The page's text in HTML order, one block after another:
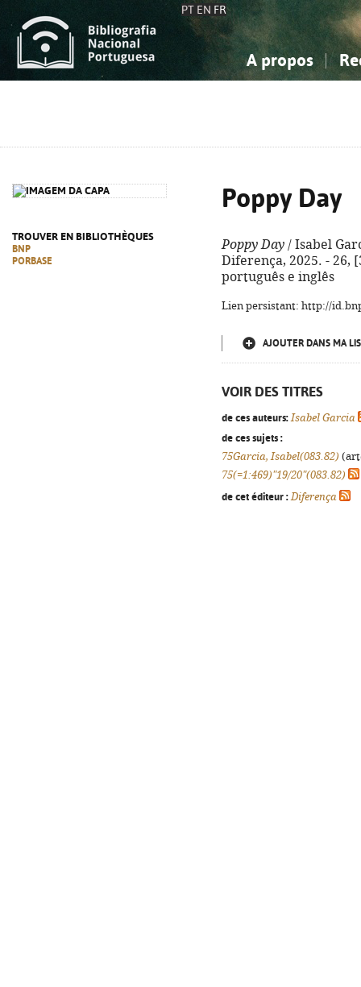
PT EN FR
A propos
TROUVER EN BIBLIOTHÈQUES
BNP
PORBASE
Poppy Day
Poppy Day / Isabel
Diferença, 2025. - 26,
português e inglês
Lien persistant: http://
AJOUTER DANS MA
VOIR DES TITRES
de ces auteurs: Isabel Garcia
de ces sujets :
75Garcia, Isabel(083.82)
75(=1:469)"19/20"(083.82)
de cet éditeur : Diferença